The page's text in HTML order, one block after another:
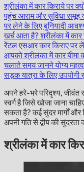
श्रीलंका में कार किराये पर
पहुंचआराम और सुविधासमूह
पर लेने के लिए बुनियादी
खर्च आता है? श्रीलंका में कार
रेंटलएसआर कार किराए पर लें
आपको श्रीलंका में कार बीमा
चलाते समय जानने योग्य
सड़क यात्रा के लिए उपयोगी
अपने हरे-भरे परिदृश्य,
स्वर्ग है जिसे खोजा जाना
सकता है? कई सुंदर मार्गों
अपनी गति से द्वीप की
श्रीलंका में कार